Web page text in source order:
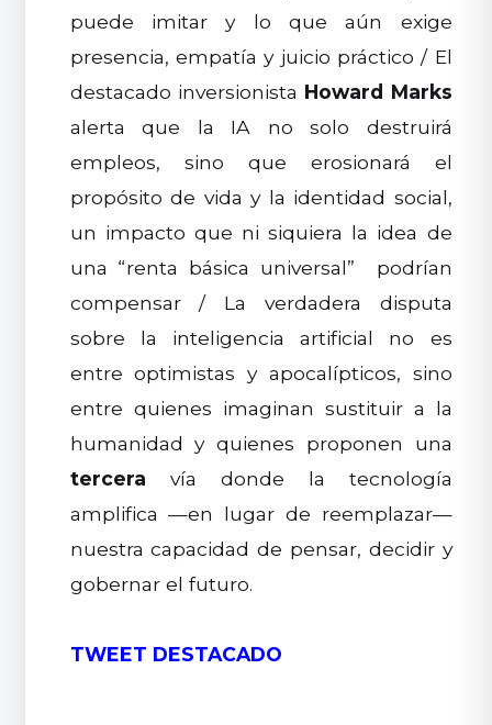
puede imitar y lo que aún exige
presencia, empatía y juicio práctico / El
destacado inversionista Howard Marks
alerta que la IA no solo destruirá
empleos, sino que erosionará el
propósito de vida y la identidad social,
un impacto que ni siquiera la idea de
una “renta básica universal” podrían
compensar / La verdadera disputa
sobre la inteligencia artificial no es
entre optimistas y apocalípticos, sino
entre quienes imaginan sustituir a la
humanidad y quienes proponen una
tercera vía donde la tecnología
amplifica —en lugar de reemplazar—
nuestra capacidad de pensar, decidir y
gobernar el futuro.
TWEET DESTACADO